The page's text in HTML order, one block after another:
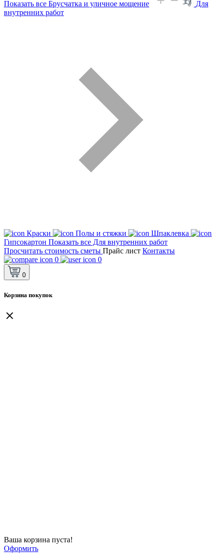
Показать все Брусчатка и уличное мощение
Для
внутренних работ
Краски Полы и стяжки
Шпаклевка
Гипсокартон Показать все Для внутренних работ
Просчитать стоимость сметы Прайс лист Контакты
0
0
0
Корзина покупок
Ваша корзина пуста!
Оформить